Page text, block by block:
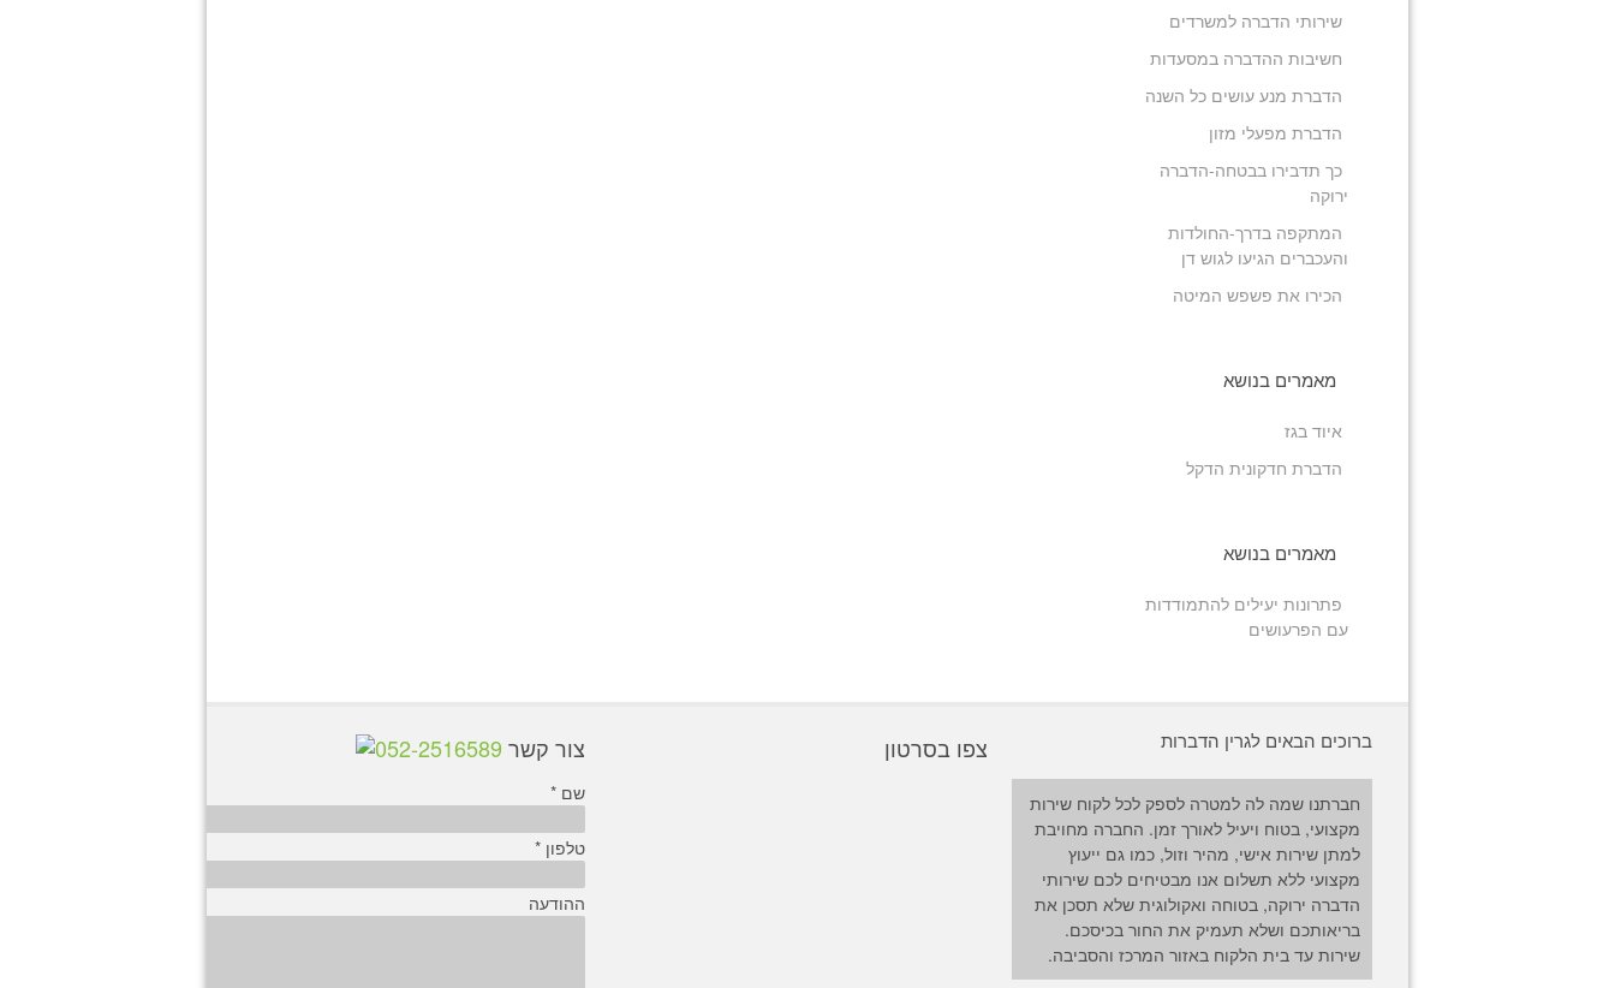
שירותי הדברה למשרדים
חשיבות ההדברה במסעדות
הדברת מנע עושים כל השנה
הדברת מפעלי מזון
כך תדבירו בבטחה-הדברה
ירוקה
המתקפה בדרך-החולדות
והעכברים הגיעו לגוש דן
הכירו את פשפש המיטה
מאמרים בנושא
איוד בגז
הדברת חדקונית הדקל
מאמרים בנושא
פתרונות יעילים להתמודדות
עם הפרעושים
ברוכים הבאים לגרין הדברות
חברתנו שמה לה למטרה לספק לכל לקוח שירות
מקצועי, בטוח ויעיל לאורך זמן. החברה מחויבת
למתן שירות אישי, מהיר וזול, כמו גם ייעוץ
מקצועי ללא תשלום אנו מבטיחים לכם שירותי
הדברה ירוקה, בטוחה ואקולוגית שלא תסכן את
בריאותכם ושלא תעמיק את החור בכיסכם.
שירות עד בית הלקוח באזור המרכז והסביבה.
צפו בסרטון צור קשר 052-2516589
שם *
טלפון *
ההודעה